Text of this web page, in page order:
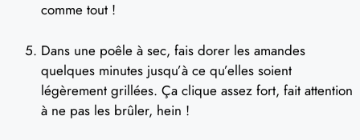
comme tout !
Dans une poêle à sec, fais dorer les amandes
quelques minutes jusqu’à ce qu’elles soient
légèrement grillées. Ça clique assez fort, fait attention
à ne pas les brûler, hein !